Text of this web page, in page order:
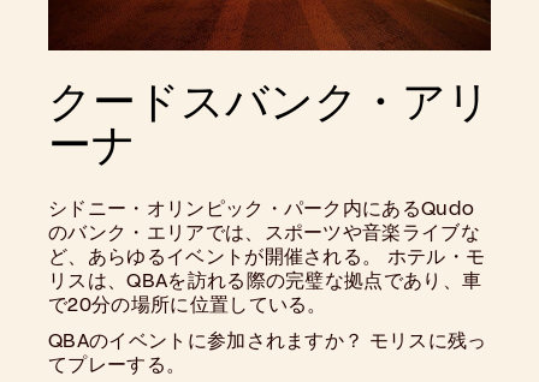
クードスバンク・アリ
ーナ
シドニー・オリンピック・パーク内にあるQudo
のバンク・エリアでは、スポーツや音楽ライブな
ど、あらゆるイベントが開催される。 ホテル・モ
リスは、QBAを訪れる際の完璧な拠点であり、車
で20分の場所に位置している。
QBAのイベントに参加されますか？ モリスに残っ
てプレーする。